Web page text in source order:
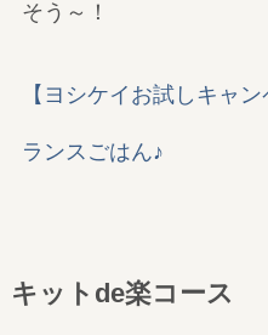
そう～！
【ヨシケイお試しキャ
ランスごはん♪
キットde楽コース